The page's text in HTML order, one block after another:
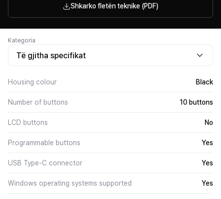
Shkarko fletën teknike (PDF)
Kategoria
Të gjitha specifikat
Housing colour Black
Number of buttons 10 buttons
LCD buttons No
Programmable buttons Yes
USB Type-C connector Yes
Windows operating systems supported Yes